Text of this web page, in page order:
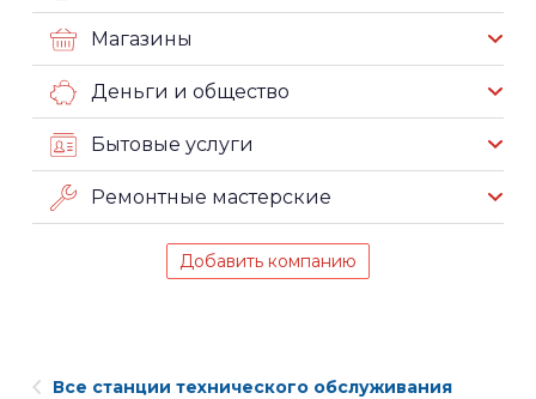
Магазины
Деньги и общество
Бытовые услуги
Ремонтные мастерские
Добавить компанию
Все станции технического обслуживания